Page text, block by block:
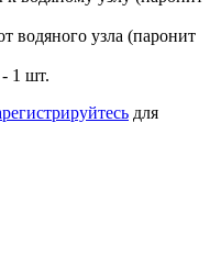
водяного узла (паронит
- 1 шт.
для